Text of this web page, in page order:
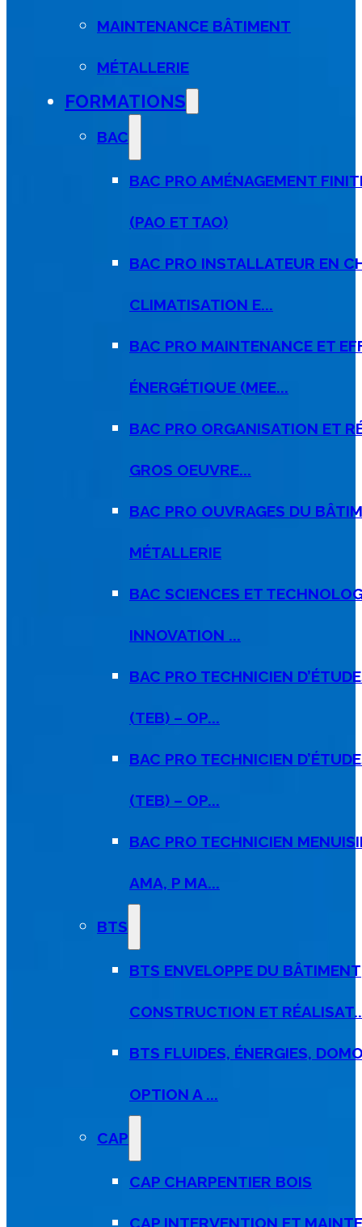
MAINTENANCE BÂTIMENT
MÉTALLERIE
FORMATIONS
BAC
BAC PRO AMÉNAGEMENT
(PAO ET TAO)
BAC PRO INSTALLATEUR EN
CLIMATISATION E...
BAC PRO MAINTENANCE ET
ÉNERGÉTIQUE (MEE...
BAC PRO ORGANISATION ET
GROS OEUVRE...
BAC PRO OUVRAGES DU
MÉTALLERIE
BAC SCIENCES ET
INNOVATION ...
BAC PRO TECHNICIEN
(TEB) – OP...
BAC PRO TECHNICIEN
(TEB) – OP...
BAC PRO TECHNICIEN
AMA, P MA...
BTS
BTS ENVELOPPE DU BÂTIMENT
CONSTRUCTION ET
BTS FLUIDES, ÉNERGIES,
OPTION A ...
CAP
CAP CHARPENTIER BOIS
CAP INTERVENTION ET